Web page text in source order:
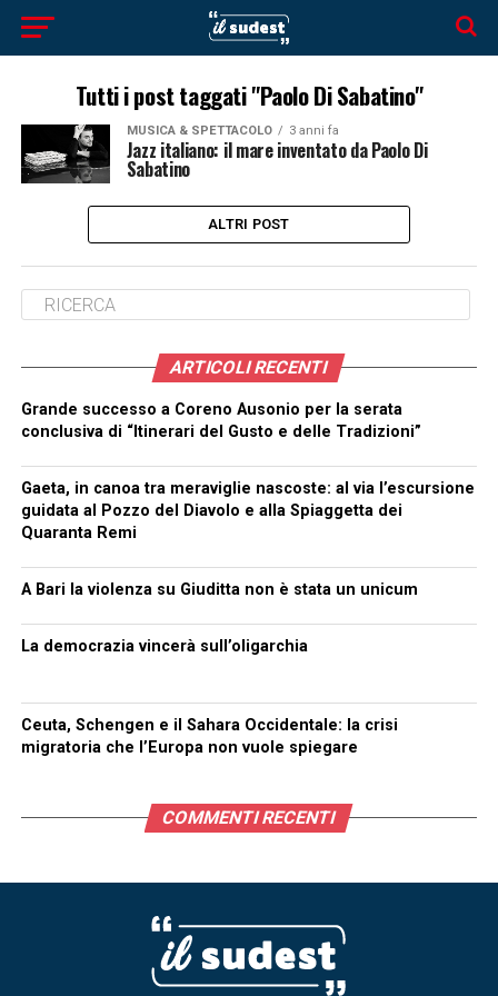
Tutti i post taggati "Paolo Di Sabatino"
MUSICA & SPETTACOLO 3 anni fa
Jazz italiano: il mare inventato da Paolo Di
Sabatino
ALTRI POST
ARTICOLI RECENTI
Grande successo a Coreno Ausonio per la serata
conclusiva di “Itinerari del Gusto e delle Tradizioni”
Gaeta, in canoa tra meraviglie nascoste: al via l’escursione
guidata al Pozzo del Diavolo e alla Spiaggetta dei
Quaranta Remi
A Bari la violenza su Giuditta non è stata un unicum
La democrazia vincerà sull’oligarchia
Ceuta, Schengen e il Sahara Occidentale: la crisi
migratoria che l’Europa non vuole spiegare
COMMENTI RECENTI